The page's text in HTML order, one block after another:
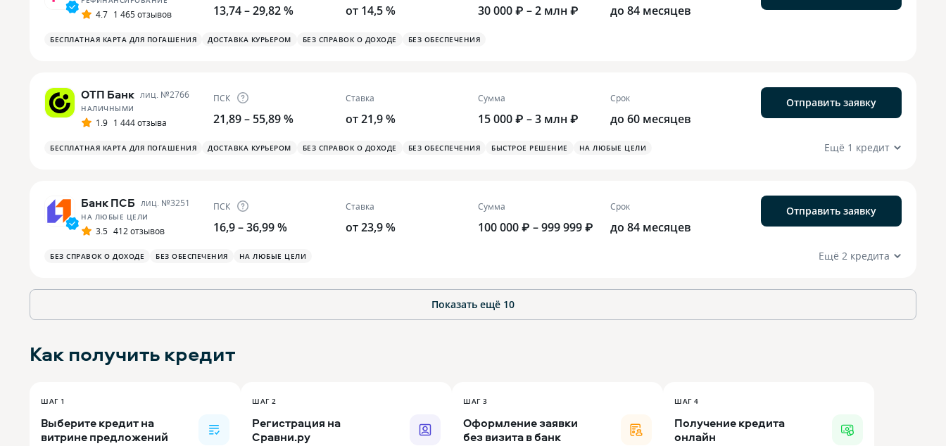
4.7 1 465 отзывов 13,74 – 29,82 % от 14,5 % 30 000 ₽ – 2 млн ₽ до 84 месяцев
БЕСПЛАТНАЯ КАРТА ДЛЯ ПОГАШЕНИЯ ДОСТАВКА КУРЬЕРОМ БЕЗ СПРАВОК О ДОХОДЕ БЕЗ ОБЕСПЕЧЕНИЯ
ОТП Банк лиц. №2766
НАЛИЧНЫМИ
1.9 1 444 отзыва
ПСК
21,89 – 55,89 %
Ставка
от 21,9 %
Сумма
15 000 ₽ – 3 млн ₽
Срок
до 60 месяцев
Отправить заявку
БЕСПЛАТНАЯ КАРТА ДЛЯ ПОГАШЕНИЯ ДОСТАВКА КУРЬЕРОМ БЕЗ СПРАВОК О ДОХОДЕ БЕЗ ОБЕСПЕЧЕНИЯ БЫСТРОЕ РЕШЕНИЕ НА ЛЮБЫЕ ЦЕЛИ Ещё 1 кредит
Банк ПСБ лиц. №3251
НА ЛЮБЫЕ ЦЕЛИ
3.5 412 отзывов
ПСК
16,9 – 36,99 %
Ставка
от 23,9 %
Сумма
100 000 ₽ – 999 999 ₽
Срок
до 84 месяцев
Отправить заявку
БЕЗ СПРАВОК О ДОХОДЕ БЕЗ ОБЕСПЕЧЕНИЯ НА ЛЮБЫЕ ЦЕЛИ Ещё 2 кредита
Показать ещё 10
Как получить кредит
ШАГ 1
Выберите кредит на
витрине предложений
ШАГ 2
Регистрация на
Сравни.ру
ШАГ 3
Оформление заявки
без визита в банк
ШАГ 4
Получение кредита
онлайн